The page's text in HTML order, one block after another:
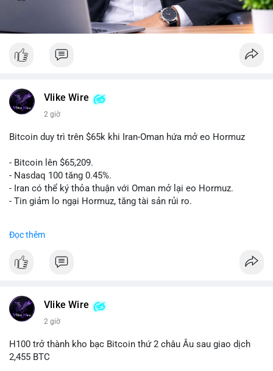
Vlike Wire
2 giờ
Bitcoin duy trì trên $65k khi Iran-Oman hứa mở eo Hormuz
- Bitcoin lên $65,209.
- Nasdaq 100 tăng 0.45%.
- Iran có thể ký thỏa thuận với Oman mở lại eo Hormuz.
- Tin giảm lo ngại Hormuz, tăng tài sản rủi ro.
📰 Nguồn: CoinDesk
Đọc thêm
Vlike Wire
2 giờ
H100 trở thành kho bạc Bitcoin thứ 2 châu Âu sau giao dịch
2,455 BTC